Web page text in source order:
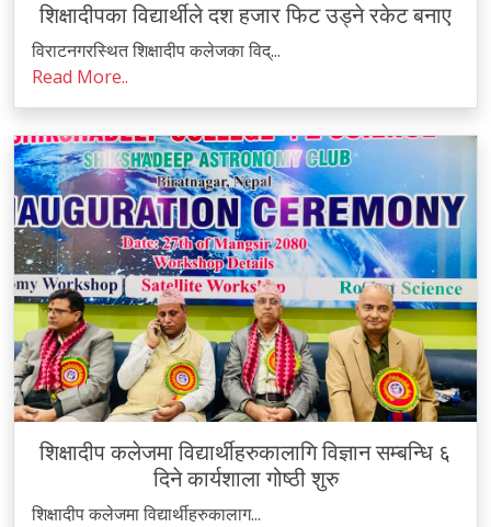
शिक्षादीपका विद्यार्थीले दश हजार फिट उड्ने रकेट बनाए
विराटनगरस्थित शिक्षादीप कलेजका विद्...
Read More..
शिक्षादीप कलेजमा विद्यार्थीहरुकालागि विज्ञान सम्बन्धि ६
दिने कार्यशाला गोष्ठी शुरु
शिक्षादीप कलेजमा विद्यार्थीहरुकालाग...